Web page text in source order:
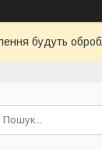
будуть